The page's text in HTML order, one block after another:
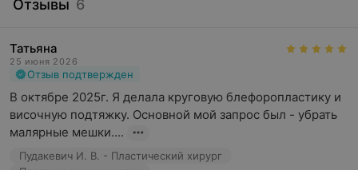
Отзывы 6
Татьяна
25 июня 2026
Отзыв подтвержден
В октябре 2025г. Я делала круговую блефоропластику и
височную подтяжку. Основной мой запрос был - убрать
малярные мешки....
Пудакевич И. В. - Пластический хирург